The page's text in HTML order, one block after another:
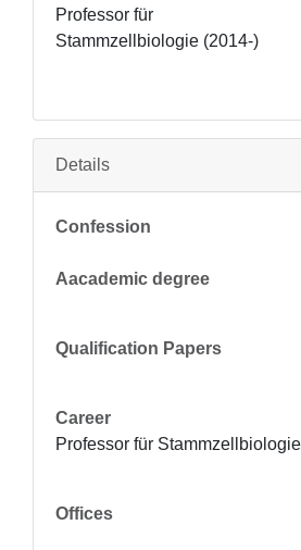
Professor für
Stammzellbiologie (2014-)
Details
Confession
Aacademic degree
Qualification Papers
Career
Professor für
Offices